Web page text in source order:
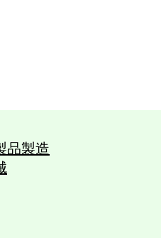
品製造